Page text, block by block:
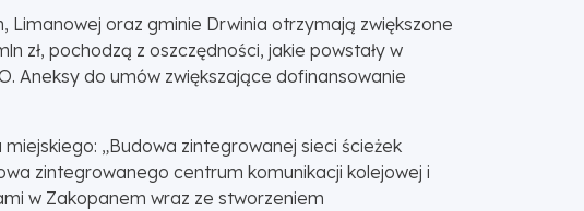
oraz gminie Drwinia otrzymają zwiększone
zł, pochodzą z oszczędności, jakie powstały w
Aneksy do umów zwiększające dofinansowanie
„Budowa zintegrowanej sieci ścieżek
zintegrowanego centrum komunikacji kolejowej i
w Zakopanem wraz ze stworzeniem